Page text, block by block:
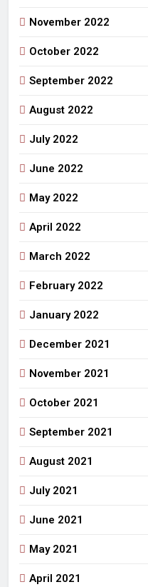
November 2022
October 2022
September 2022
August 2022
July 2022
June 2022
May 2022
April 2022
March 2022
February 2022
January 2022
December 2021
November 2021
October 2021
September 2021
August 2021
July 2021
June 2021
May 2021
April 2021